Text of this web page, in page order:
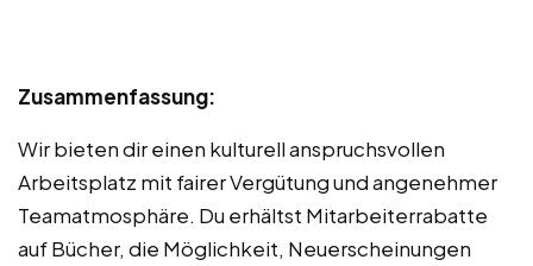
Zusammenfassung:
Wir bieten dir einen kulturell anspruchsvollen
Arbeitsplatz mit fairer Vergütung und angenehmer
Teamatmosphäre. Du erhältst Mitarbeiterrabatte
auf Bücher, die Möglichkeit, Neuerscheinungen